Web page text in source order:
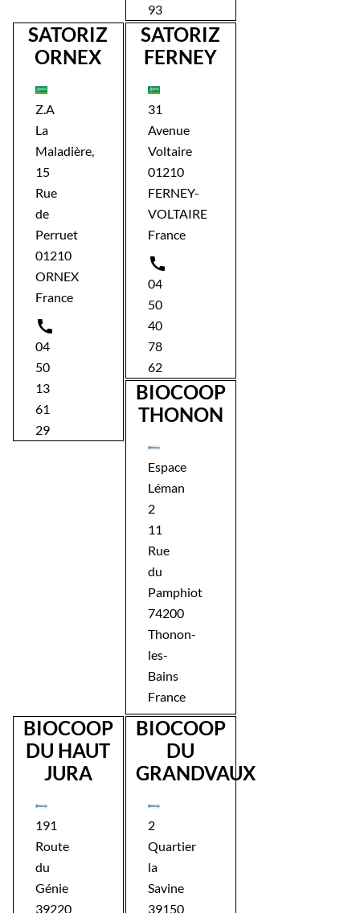
93
SATORIZ
ORNEX
Z.A
La
Maladière,
15
Rue
de
Perruet
01210
ORNEX
France

04
50
13
61
29
SATORIZ
FERNEY
31
Avenue
Voltaire
01210
FERNEY-
VOLTAIRE
France

04
50
40
78
62
BIOCOOP
THONON
Espace
Léman
2
11
Rue
du
Pamphiot
74200
Thonon-
les-
Bains
France
BIOCOOP
DU HAUT
JURA
191
Route
du
Génie
39220
BIOCOOP
DU
GRANDVAUX
2
Quartier
la
Savine
39150